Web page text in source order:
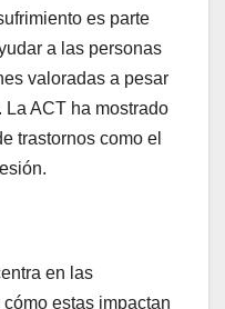
es parte
a las personas
valoradas a pesar
ACT ha mostrado
trastornos como el
en las
estas impactan